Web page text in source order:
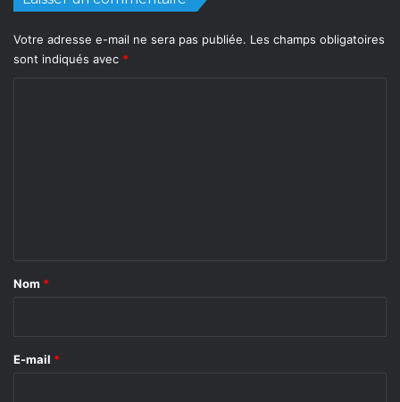
Votre adresse e-mail ne sera pas publiée. Les champs obligatoires
sont indiqués avec *
a
e
Nom *
E-mail *